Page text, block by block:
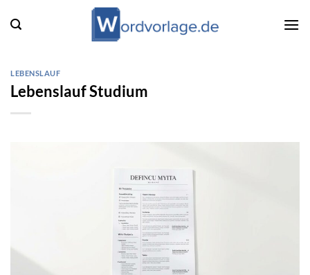
Inhalt
LEBENSLAUF
Lebenslauf Studium